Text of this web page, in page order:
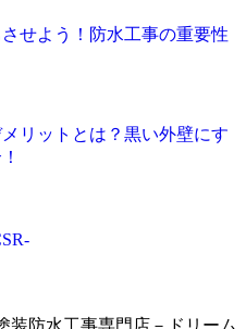
せよう！防水工事の重要性
リットとは？黒い外壁にす